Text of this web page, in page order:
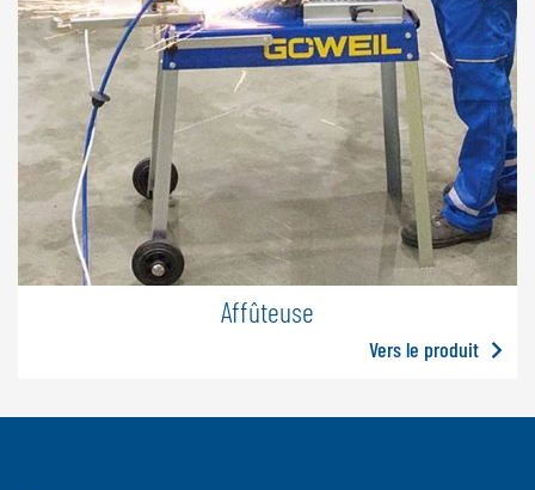
Affûteuse
Vers le produit